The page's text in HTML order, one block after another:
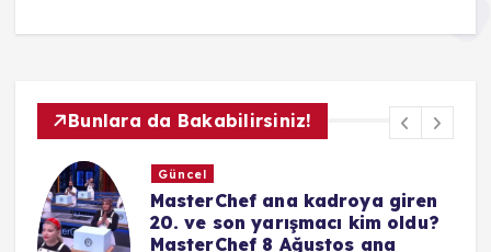
Bunlara da Bakabilirsiniz!
Güncel
CANSEVER KİMDİR, ÖLDÜ MÜ?
Şarkıcı Cansever neden öldü
hastalığı neydi? Hayatı ve